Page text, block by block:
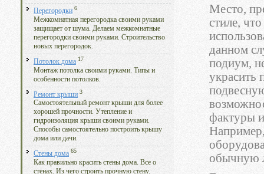
Перегородки 6
Межкомнатная перегородка своими руками
защищает от шума. Делаем межкомнатные
перегородки своими руками. Строительство
новых перегородок.
Потолок дома 17
Монтаж потолка своими руками. Типы и
особенности потолков.
Ремонт крыши 3
Самостоятельный ремонт крыши для более
хорошей прочности. Утепление и
гидроизоляция крыши своими руками.
Способы самостоятельно построить крышу
дома или дачи.
Стены дома 65
Как правильно красить стены дома. Все о
стенах. Из чего строить прочную стену.
Место,
стиле,
данном
подиум,
украсить
фактуры
обычную